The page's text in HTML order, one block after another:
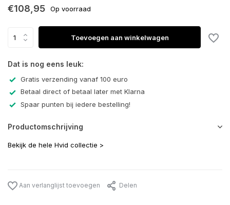
€108,95 Op voorraad
Toevoegen aan winkelwagen
Dat is nog eens leuk:
Gratis verzending vanaf 100 euro
Betaal direct of betaal later met Klarna
Spaar punten bij iedere bestelling!
Productomschrijving
Bekijk de hele Hvid collectie >
Aan verlanglijst toevoegen Delen